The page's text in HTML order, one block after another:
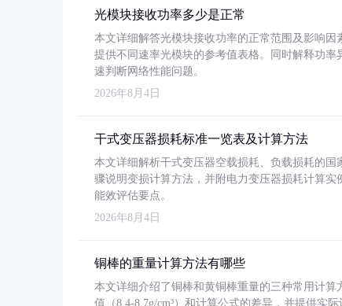
光模块接收功率多少是正常
本文详细解答光模块接收功率的正常范围及影响
提供不同速率光模块的参考值表格。同时解释功
速判断网络性能问题。
2026年8月4日
干式变压器损耗标准一览表及计算方法
本文详细解析干式变压器空载损耗、负载损耗的国
骤说明变损计算方法，并附电力变压器损耗计算实
能效评估要点。
2026年8月4日
铜棒的重量计算方法有哪些
本文详细介绍了铜棒和黄铜棒重量的三种常用计
值（8.4-8.7g/cm³）和计算公式的差异，并提供实